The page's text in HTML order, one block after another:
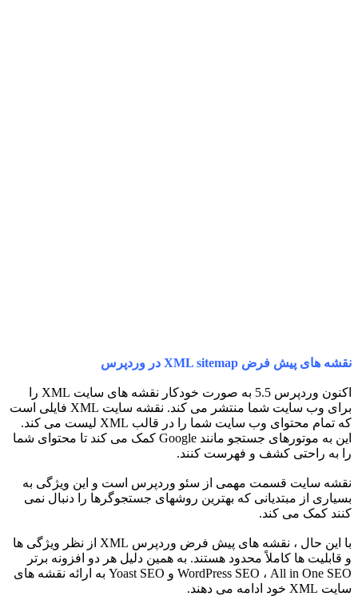
نقشه های پیش فرض XML sitemap در وردپرس
اکنون وردپرس 5.5 به صورت خودکار نقشه های سایت XML را
برای وب سایت شما منتشر می کند. نقشه سایت XML فایلی است
که تمام محتوای وب سایت شما را در قالب XML لیست می کند.
این به موتورهای جستجو مانند Google کمک می کند تا محتوای شما
را به راحتی کشف و فهرست کنند.
نقشه سایت قسمت مهمی از سئو وردپرس است و این ویژگی به
بسیاری از مبتدیانی که بهترین روشهای جستجوگرها را دنبال نمی
کنند کمک می کند.
با این حال ، نقشه های پیش فرض وردپرس XML از نظر ویژگی ها
و قابلیت ها کاملاً محدود هستند. به همین دلیل هر دو افزونه برتر
WordPress SEO ، All in One SEO و Yoast SEO به ارائه نقشه های
سایت XML خود ادامه می دهند.